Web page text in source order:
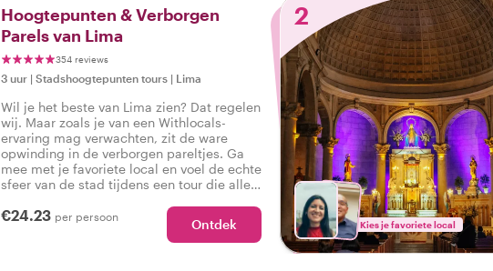
Hoogtepunten & Verborgen
Parels van Lima
354 reviews
3 uur | Stadshoogtepunten tours | Lima
Wil je het beste van Lima zien? Dat regelen
wij. Maar zoals je van een Withlocals-
ervaring mag verwachten, zit de ware
opwinding in de verborgen pareltjes. Ga
mee met je favoriete local en voel de echte
sfeer van de stad tijdens een tour die alles
het echte Lima ervaren!
€24.23 per persoon Ontdek
2
Kies je favoriete local